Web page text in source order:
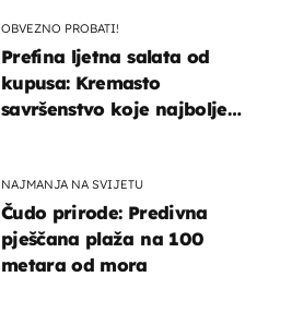
OBVEZNO PROBATI!
Prefina ljetna salata od
kupusa: Kremasto
savršenstvo koje najbolje
NAJMANJA NA SVIJETU
Čudo prirode: Predivna
pješčana plaža na 100
metara od mora